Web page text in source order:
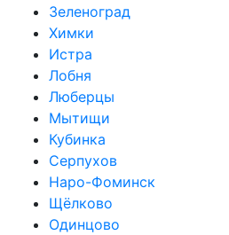
Зеленоград
Химки
Истра
Лобня
Люберцы
Мытищи
Кубинка
Серпухов
Наро-Фоминск
Щёлково
Одинцово